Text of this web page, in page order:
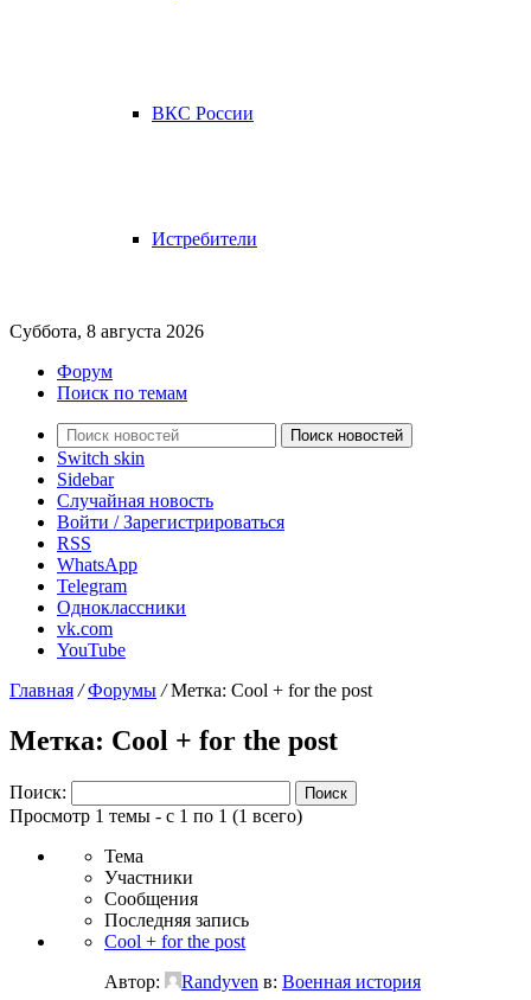
ВКС России
Истребители
Суббота, 8 августа 2026
Форум
Поиск по темам
Поиск новостей
Switch skin
Sidebar
Случайная новость
Войти / Зарегистрироваться
RSS
WhatsApp
Telegram
Одноклассники
vk.com
YouTube
Главная / Форумы / Метка: Cool + for the post
Метка: Cool + for the post
Поиск:
Просмотр 1 темы - с 1 по 1 (1 всего)
Тема
Участники
Сообщения
Последняя запись
Cool + for the post
Автор:
Randyven в: Военная история